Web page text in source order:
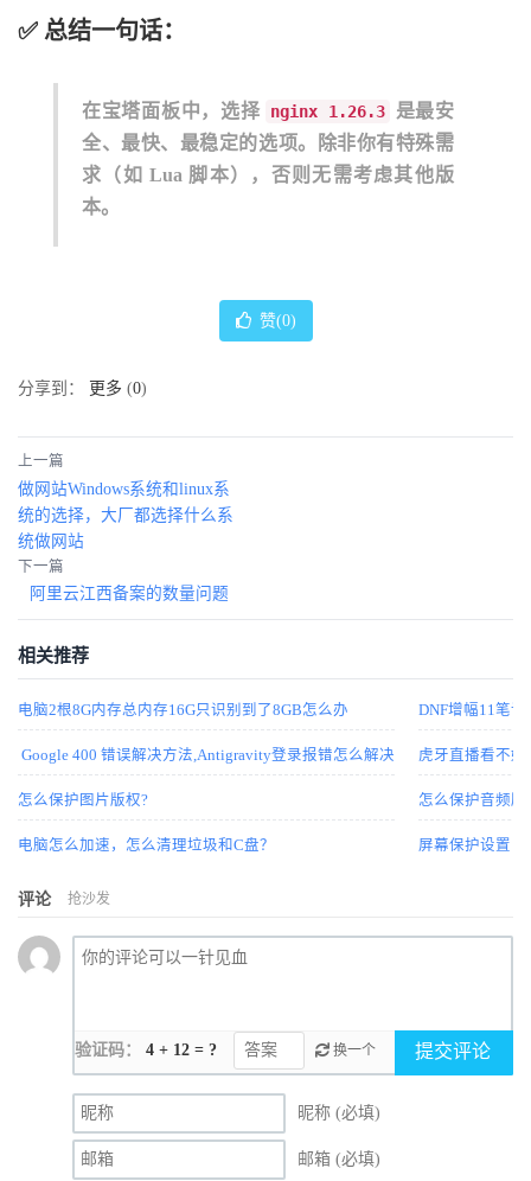
✅ 总结一句话：
在宝塔面板中，选择 nginx 1.26.3
是最安
全、最快、最稳定的选项。除非你有特殊需
求（如 Lua 脚本），否则无需考虑其他版
本。
赞(0)
分享到： 更多 (0)
上一篇
做网站Windows系统和linux系
统的选择，大厂都选择什么系
统做网站
下一篇
阿里云江西备案的数量问题
相关推荐
电脑2根8G内存总内存16G只识别到了8GB怎么办 DNF增幅11笔记
Google 400 错误解决方法,Antigravity登录报错怎么解决 虎牙直播看不
怎么保护图片版权? 怎么保护音频版
电脑怎么加速，怎么清理垃圾和C盘？ 屏幕保护设置
评论 抢沙发
验证码： 4 + 12 = ? 换一个 提交评论
昵称 (必填)
邮箱 (必填)